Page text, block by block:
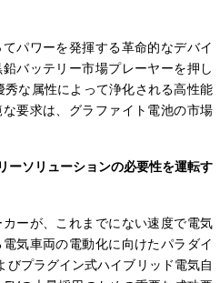
パワーを発揮する革命的なデバイ
バッテリー市場プレーヤーを押し
な属性によって浄化される高性能
要求は、グラファイト電池の市場
ーソリューションの必要性を運転す
ーが、これまでにない速度で電気
気車両の電動化に向けたパラダイ
びプラグイン式ハイブリッド電気自